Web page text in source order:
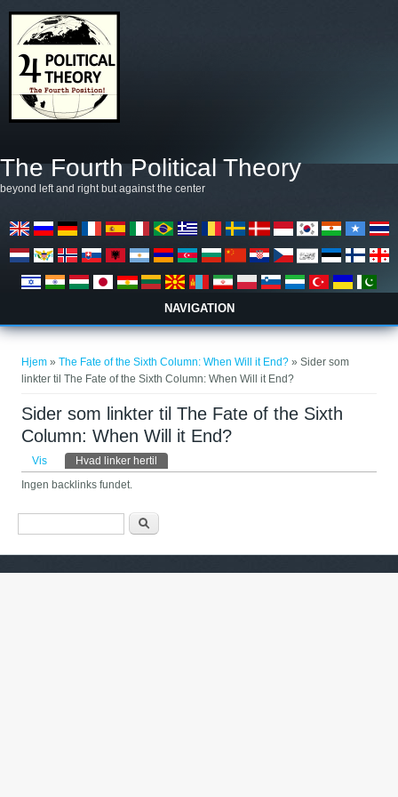
The Fourth Political Theory
beyond left and right but against the center
NAVIGATION
Hjem »The Fate of the Sixth Column: When Will it End? » Sider som
linkter til The Fate of the Sixth Column: When Will it End?
Sider som linkter til The Fate of the Sixth
Column: When Will it End?
Primære faneblade
Vis Hvad linker hertil
Ingen backlinks fundet.